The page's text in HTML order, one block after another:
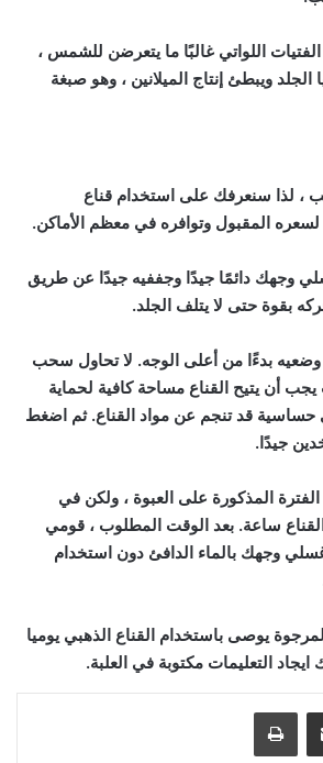
الفتيات اللواتي غالبًا ما يتعرضن للشمس ،
ويبطئ إنتاج الميلانين ، وهو صبغة
، لذا سنعرفك على استخدام قناع
لسعره المقبول وتوافره في معظم الأماكن.
وجهك دائمًا جيدًا وجففيه جيدًا عن طريق
بقوة حتى لا يتلف الجلد.
وضعيه بدءًا من أعلى الوجه. لا تحاول سحب
يجب أن يتيح القناع مساحة كافية لحماية
حساسية قد تنجم عن مواد القناع. ثم اضغط
جيدًا.
المذكورة على العبوة ، ولكن في
ساعة. بعد الوقت المطلوب ، قومي
وجهك بالماء الدافئ دون استخدام
يوصى باستخدام القناع الذهبي يوميا
التعليمات مكتوبة في العلبة.
مشاركة عبر البريد طباعة